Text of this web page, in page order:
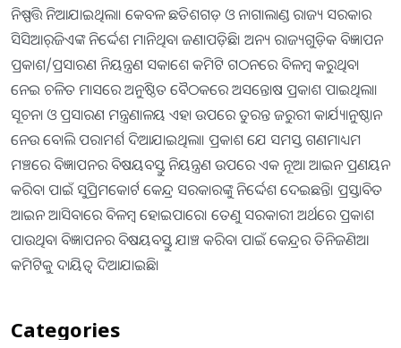
ନିଷ୍ପତ୍ତି ନିଆଯାଇଥିଲା। କେବଳ ଛତିଶଗଡ଼ ଓ ନାଗାଲାଣ୍ଡ ରାଜ୍ୟ ସରକାର
ସିସିଆର୍‌ଜିଏଙ୍କ ନିର୍ଦ୍ଦେଶ ମାନିଥିବା ଜଣାପଡ଼ିଛି। ଅନ୍ୟ ରାଜ୍ୟଗୁଡ଼ିକ ବିଜ୍ଞାପନ
ପ୍ରକାଶ/ପ୍ରସାରଣ ନିୟନ୍ତ୍ରଣ ସକାଶେ କମିଟି ଗଠନରେ ବିଳମ୍ବ କରୁଥିବା
ନେଇ ଚଳିତ ମାସରେ ଅନୁଷ୍ଠିତ ବୈଠକରେ ଅସନ୍ତୋଷ ପ୍ରକାଶ ପାଇଥିଲା।
ସୂଚନା ଓ ପ୍ରସାରଣ ମନ୍ତ୍ରଣାଳୟ ଏହା ଉପରେ ତୁରନ୍ତ ଜରୁରୀ କାର୍ଯ୍ୟାନୁଷ୍ଠାନ
ନେଉ ବୋଲି ପରାମର୍ଶ ଦିଆଯାଇଥିଲା। ପ୍ରକାଶ ଯେ ସମସ୍ତ ଗଣମାଧ୍ୟମ
ମଞ୍ଚରେ ବିଜ୍ଞାପନର ବିଷୟବସ୍ତୁ ନିୟନ୍ତ୍ରଣ ଉପରେ ଏକ ନୂଆ ଆଇନ ପ୍ରଣୟନ
କରିବା ପାଇଁ ସୁପ୍ରିମକୋର୍ଟ କେନ୍ଦ୍ର ସରକାରଙ୍କୁ ନିର୍ଦ୍ଦେଶ ଦେଇଛନ୍ତି। ପ୍ରସ୍ତାବିତ
ଆଇନ ଆସିବାରେ ବିଳମ୍ବ ହୋଇପାରେ। ତେଣୁ ସରକାରୀ ଅର୍ଥରେ ପ୍ରକାଶ
ପାଉଥିବା ବିଜ୍ଞାପନର ବିଷୟବସ୍ତୁ ଯାଞ୍ଚ କରିବା ପାଇଁ କେନ୍ଦ୍ରର ତିନିଜଣିଆ
କମିଟିକୁ ଦାୟିତ୍ୱ ଦିଆଯାଇଛି।
Categories